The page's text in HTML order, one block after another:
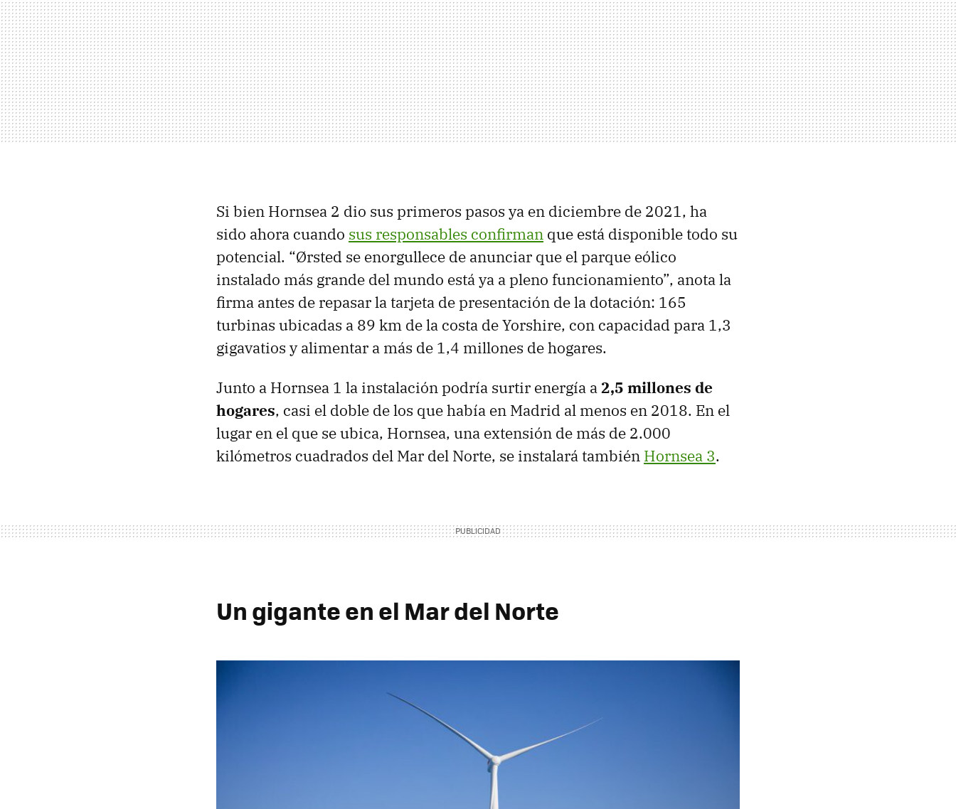
Si bien Hornsea 2 dio sus primeros pasos ya en diciembre de 2021, ha
sido ahora cuando sus responsables confirman que está disponible todo su
potencial. “Ørsted se enorgullece de anunciar que el parque eólico
instalado más grande del mundo está ya a pleno funcionamiento”, anota la
firma antes de repasar la tarjeta de presentación de la dotación: 165
turbinas ubicadas a 89 km de la costa de Yorshire, con capacidad para 1,3
gigavatios y alimentar a más de 1,4 millones de hogares.
Junto a Hornsea 1 la instalación podría surtir energía a2,5 millones de
hogares, casi el doble de los que había en Madrid al menos en 2018. En el
lugar en el que se ubica, Hornsea, una extensión de más de 2.000
kilómetros cuadrados del Mar del Norte, se instalará también Hornsea 3.
Un gigante en el Mar del Norte